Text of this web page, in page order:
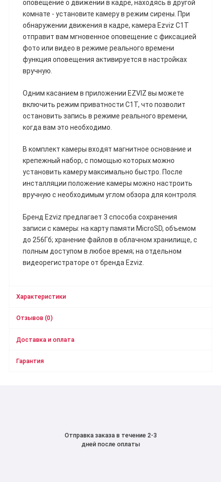
оповещение о движении в кадре, находясь в другой
комнате - установите камеру в режим сирены. При
обнаружении движения в кадре, камера Ezviz C1T
отправит вам мгновенное оповещение с фиксацией
фото или видео в режиме реального времени
функция оповещения активируется в настройках
вручную.
Одним касанием в приложении EZVIZ вы можете
включить режим приватности C1T, что позволит
остановить запись в режиме реального времени,
когда вам это необходимо.
В комплект камеры входят магнитное основание и
крепежный набор, с помощью которых можно
установить камеру максимально быстро. После
инсталляции положение камеры можно настроить
вручную с необходимым углом обзора для контроля.
Бренд Ezviz предлагает 3 способа сохранения
записи с камеры: на карту памяти MicroSD, объемом
до 256Гб; хранение файлов в облачном хранилище, с
полным доступом в любое время; на отдельном
видеорегистраторе от бренда Ezviz.
Характеристики
Отзывов (0)
Доставка и оплата
Гарантия
Отправка заказа в течение 2-3
дней после оплаты